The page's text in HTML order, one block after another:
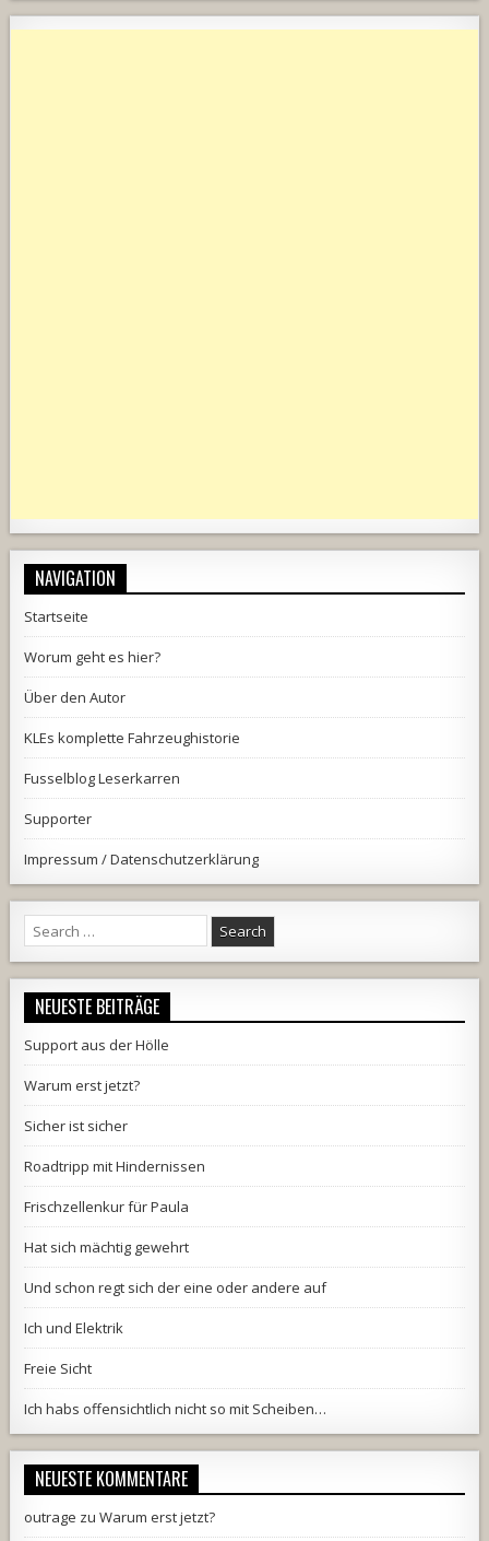
NAVIGATION
Startseite
Worum geht es hier?
Über den Autor
KLEs komplette Fahrzeughistorie
Fusselblog Leserkarren
Supporter
Impressum / Datenschutzerklärung
Search
for:
NEUESTE BEITRÄGE
Support aus der Hölle
Warum erst jetzt?
Sicher ist sicher
Roadtripp mit Hindernissen
Frischzellenkur für Paula
Hat sich mächtig gewehrt
Und schon regt sich der eine oder andere auf
Ich und Elektrik
Freie Sicht
Ich habs offensichtlich nicht so mit Scheiben…
NEUESTE KOMMENTARE
outrage zuWarum erst jetzt?